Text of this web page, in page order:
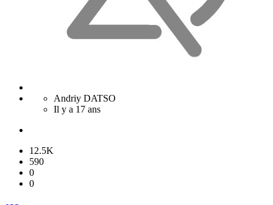
Andriy DATSO
Il y a 17 ans
12.5K
590
0
0